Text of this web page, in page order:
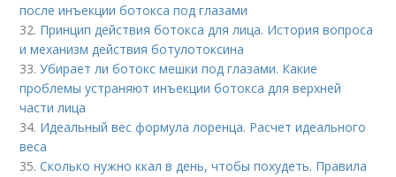
после инъекции ботокса под глазами
32. Принцип действия ботокса для лица. История вопроса
и механизм действия ботулотоксина
33.Убирает ли ботокс мешки под глазами. Какие
проблемы устраняют инъекции ботокса для верхней
части лица
34. Идеальный вес формула лоренца. Расчет идеального
веса
35.Сколько нужно ккал в день, чтобы похудеть. Правила